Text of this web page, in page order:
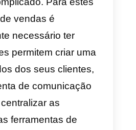
diferentes
em alguns pontos:
o fluxo de
melhorar a
dos profissionais e
integração entre os